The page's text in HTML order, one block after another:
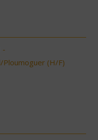
-
Ploumoguer (H/F)